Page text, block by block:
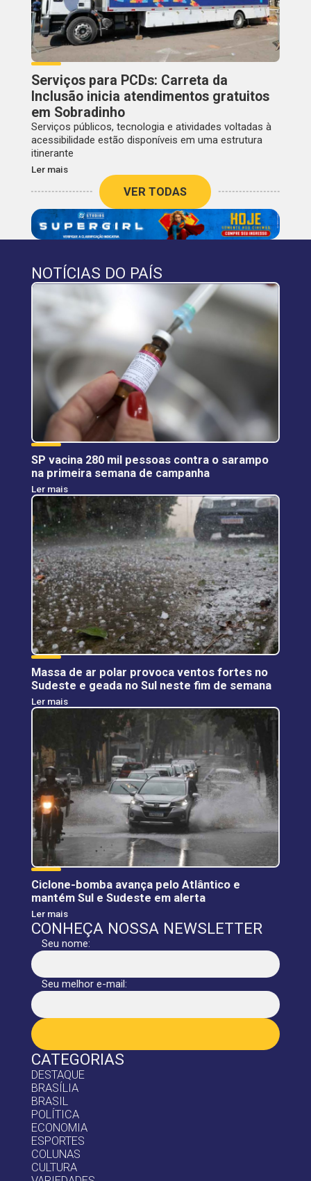
Serviços para PCDs: Carreta da
Inclusão inicia atendimentos gratuitos
em Sobradinho
Serviços públicos, tecnologia e atividades voltadas à
acessibilidade estão disponíveis em uma estrutura
itinerante
Ler mais
VER TODAS
CATEGORIAS
DESTAQUE
BRASÍLIA
BRASIL
POLÍTICA
ECONOMIA
ESPORTES
COLUNAS
CULTURA
NOTÍCIAS DO PAÍS
SP vacina 280 mil pessoas contra o sarampo
na primeira semana de campanha
Ler mais
Massa de ar polar provoca ventos fortes no
Sudeste e geada no Sul neste fim de semana
Ler mais
Ciclone-bomba avança pelo Atlântico e
mantém Sul e Sudeste em alerta
Ler mais
CONHEÇA NOSSA NEWSLETTER
Seu nome:
Seu melhor e-mail: